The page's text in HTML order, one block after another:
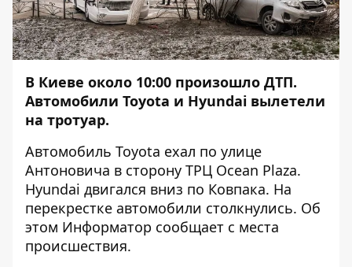
В Киеве около 10:00 произошло ДТП.
Автомобили Toyota и Hyundai вылетели
на тротуар.
Автомобиль Toyota ехал по улице
Антоновича в сторону ТРЦ Ocean Plazа.
Hyundai двигался вниз по Ковпака. На
перекрестке автомобили столкнулись. Об
этом Информатор сообщает с места
происшествия.